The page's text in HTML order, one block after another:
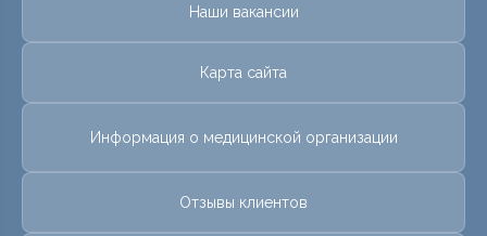
Наши вакансии
Карта сайта
Информация о медицинской организации
Отзывы клиентов